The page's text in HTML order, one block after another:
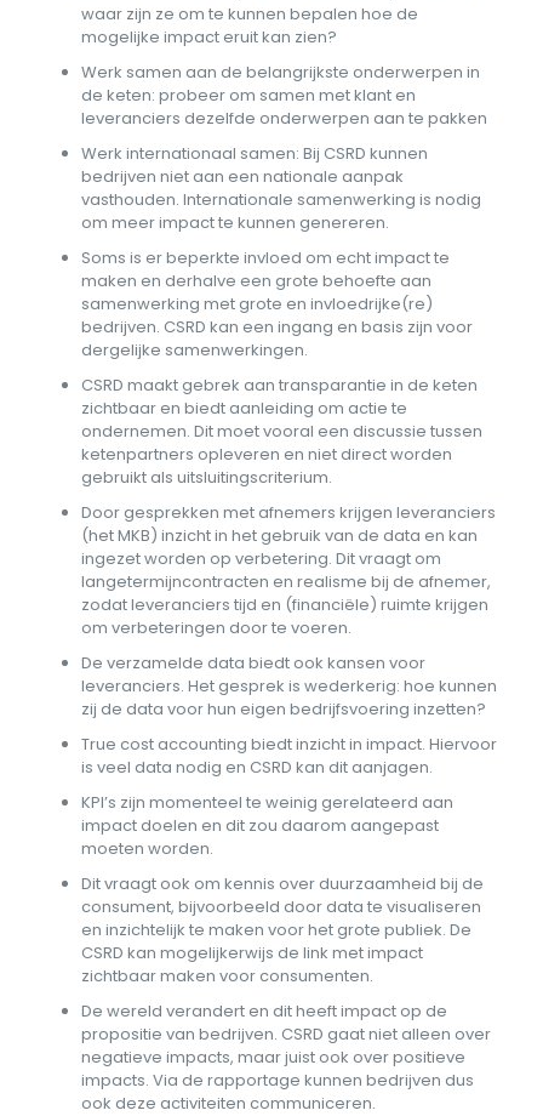
waar zijn ze om te kunnen bepalen hoe de
mogelijke impact eruit kan zien?
Werk samen aan de belangrijkste onderwerpen in
de keten: probeer om samen met klant en
leveranciers dezelfde onderwerpen aan te pakken
Werk internationaal samen: Bij CSRD kunnen
bedrijven niet aan een nationale aanpak
vasthouden. Internationale samenwerking is nodig
om meer impact te kunnen genereren.
Soms is er beperkte invloed om echt impact te
maken en derhalve een grote behoefte aan
samenwerking met grote en invloedrijke(re)
bedrijven. CSRD kan een ingang en basis zijn voor
dergelijke samenwerkingen.
CSRD maakt gebrek aan transparantie in de keten
zichtbaar en biedt aanleiding om actie te
ondernemen. Dit moet vooral een discussie tussen
ketenpartners opleveren en niet direct worden
gebruikt als uitsluitingscriterium.
Door gesprekken met afnemers krijgen leveranciers
(het MKB) inzicht in het gebruik van de data en kan
ingezet worden op verbetering. Dit vraagt om
langetermijncontracten en realisme bij de afnemer,
zodat leveranciers tijd en (financiële) ruimte krijgen
om verbeteringen door te voeren.
De verzamelde data biedt ook kansen voor
leveranciers. Het gesprek is wederkerig: hoe kunnen
zij de data voor hun eigen bedrijfsvoering inzetten?
True cost accounting biedt inzicht in impact. Hiervoor
is veel data nodig en CSRD kan dit aanjagen.
KPI’s zijn momenteel te weinig gerelateerd aan
impact doelen en dit zou daarom aangepast
moeten worden.
Dit vraagt ook om kennis over duurzaamheid bij de
consument, bijvoorbeeld door data te visualiseren
en inzichtelijk te maken voor het grote publiek. De
CSRD kan mogelijkerwijs de link met impact
zichtbaar maken voor consumenten.
De wereld verandert en dit heeft impact op de
propositie van bedrijven. CSRD gaat niet alleen over
negatieve impacts, maar juist ook over positieve
impacts. Via de rapportage kunnen bedrijven dus
ook deze activiteiten communiceren.